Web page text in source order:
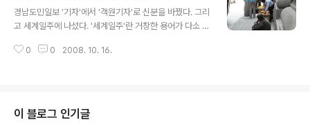
의 국경 도시, 소나울리에서 발생했다. 네팔 여행을 마치고
인도의 바라나시로 향하던 중 '그'와의 악연이 시작된 것이
한다. 여행자 대부분은 기차를 택한다. 쾌적하고 빠른데다
경남도민일보 '기자'에서 '객원기자'로 신분을 바꿨다. 그리
고 세계일주에 나섰다. '세계일주'란 거창한 용어가 다소 쑥
비추었을 때 꼭 맞는 말이다. 2008년 4월 14일부터 1년
만 정했을 뿐, 나라별 세부적인 계획은 유동적이다. 한 치
앞도 내다보기 힘든 마당에 낯선 곳에서의 삶을 예단한다
0 0 2008. 10. 16.
이 블로그 인기글